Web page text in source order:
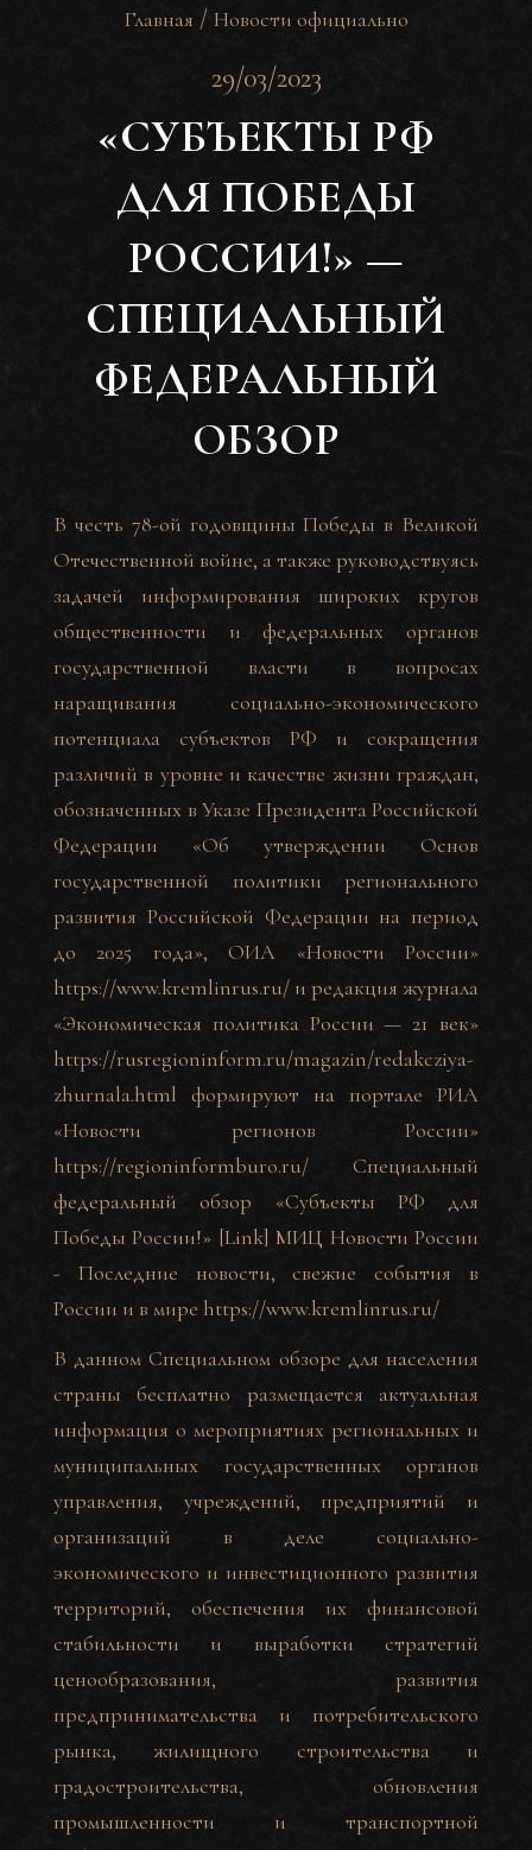
Главная / Новости официально
29/03/2023
«СУБЪЕКТЫ РФ
ДЛЯ ПОБЕДЫ
РОССИИ!» —
СПЕЦИАЛЬНЫЙ
ФЕДЕРАЛЬНЫЙ
ОБЗОР
В честь 78-ой годовщины Победы в Великой
Отечественной войне, а также руководствуясь
задачей информирования широких кругов
общественности и федеральных органов
государственной власти в вопросах
наращивания социально-экономического
потенциала субъектов РФ и сокращения
различий в уровне и качестве жизни граждан,
обозначенных в Указе Президента Российской
Федерации «Об утверждении Основ
государственной политики регионального
развития Российской Федерации на период
до 2025 года», ОИА «Новости России»
https://www.kremlinrus.ru/ и редакция журнала
«Экономическая политика России — 21 век»
https://rusregioninform.ru/magazin/redakcziya-
zhurnala.html формируют на портале РИА
«Новости регионов России»
https://regioninformburo.ru/ Специальный
федеральный обзор «Субъекты РФ для
Победы России!» [Link] МИЦ Новости России
- Последние новости, свежие события в
России и в мире https://www.kremlinrus.ru/
В данном Специальном обзоре для населения
страны бесплатно размещается актуальная
информация о мероприятиях региональных и
муниципальных государственных органов
управления, учреждений, предприятий и
организаций в деле социально-
экономического и инвестиционного развития
территорий, обеспечения их финансовой
стабильности и выработки стратегий
ценообразования, развития
предпринимательства и потребительского
рынка, жилищного строительства и
градостроительства, обновления
промышленности и транспортной